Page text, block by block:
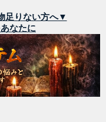
足りない方へ▼
なたに